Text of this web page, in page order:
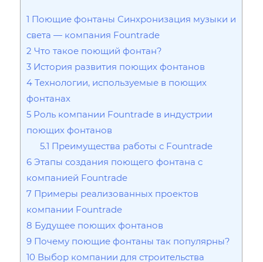
1 Поющие фонтаны Синхронизация музыки и
света — компания Fountrade
2 Что такое поющий фонтан?
3 История развития поющих фонтанов
4 Технологии, используемые в поющих
фонтанах
5 Роль компании Fountrade в индустрии
поющих фонтанов
5.1 Преимущества работы с Fountrade
6 Этапы создания поющего фонтана с
компанией Fountrade
7 Примеры реализованных проектов
компании Fountrade
8 Будущее поющих фонтанов
9 Почему поющие фонтаны так популярны?
10 Выбор компании для строительства